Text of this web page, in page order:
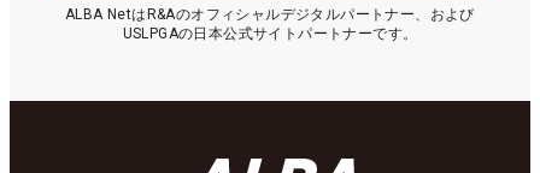
ALBA NetはR&Aのオフィシャルデジタルパートナー、および
USLPGAの日本公式サイトパートナーです。